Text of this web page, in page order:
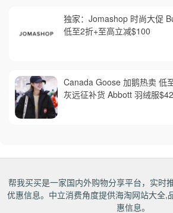
独家：Jomashop 时尚大促
低至2折+至高立减$100
Canada Goose 加鹅热卖 低
灰远征补货 Abbott 羽绒服
帮我买买是一家国内外购物分享平台，实时
优惠信息。中立消费角度提供海淘网站大全,
惠信息。